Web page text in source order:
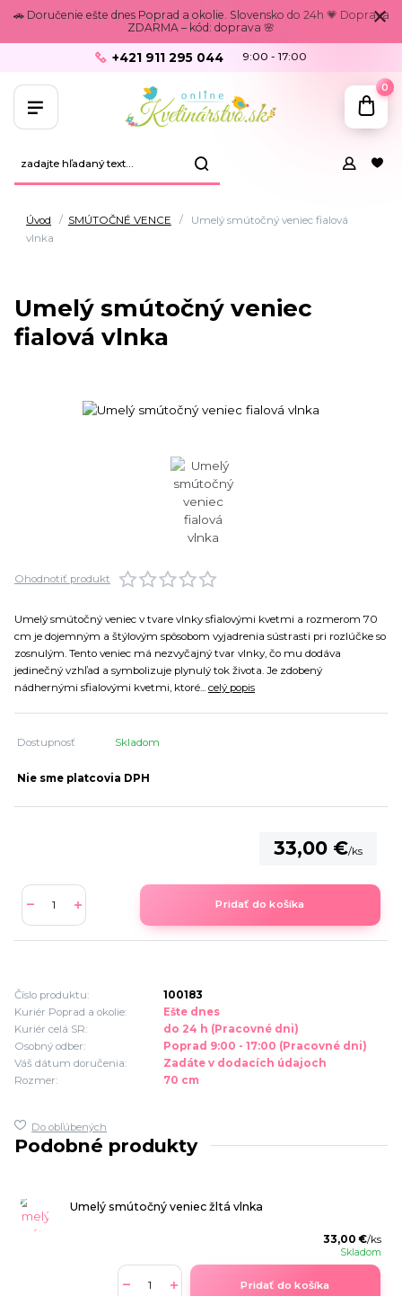
🚗 Doručenie ešte dnes Poprad a okolie. Slovensko do 24h 💗 Doprava
ZDARMA – kód: doprava 🌸
+421 911 295 044 9:00 - 17:00
0
Úvod SMÚTOČNÉ VENCE
Umelý smútočný veniec fialová
vlnka
Umelý smútočný veniec
fialová vlnka
Ohodnotiť produkt
Umelý smútočný veniec v tvare vlnky sfialovými kvetmi a rozmerom 70
cm je dojemným a štýlovým spôsobom vyjadrenia sústrasti pri rozlúčke so
zosnulým. Tento veniec má nezvyčajný tvar vlnky, čo mu dodáva
jedinečný vzhľad a symbolizuje plynulý tok života. Je zdobený
nádhernými sfialovými kvetmi, ktoré... celý popis
Dostupnosť Skladom
Nie sme platcovia DPH
33,00 €/ks
Pridať do košíka
Číslo produktu:
100183
Kuriér Poprad a okolie:
Ešte dnes
Kuriér celá SR:
do 24 h (Pracovné dni)
Osobný odber:
Poprad 9:00 - 17:00 (Pracovné dni)
Váš dátum doručenia:
Zadáte v dodacích údajoch
Rozmer:
70 cm
Do obľúbených
Podobné produkty
Umelý smútočný veniec žltá vlnka
33,00 €/ks
Skladom
Pridať do košíka